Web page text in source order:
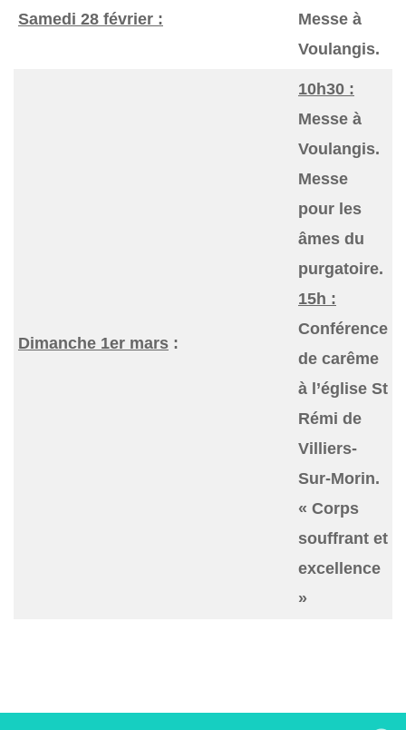
Samedi 28 février :
Messe à
Voulangis.
Dimanche 1er mars :
10h30 :
Messe à
Voulangis.
Messe
pour les
âmes du
purgatoire.
15h :
Conférence
de carême
à l’église St
Rémi de
Villiers-
Sur-Morin.
« Corps
souffrant et
excellence
»